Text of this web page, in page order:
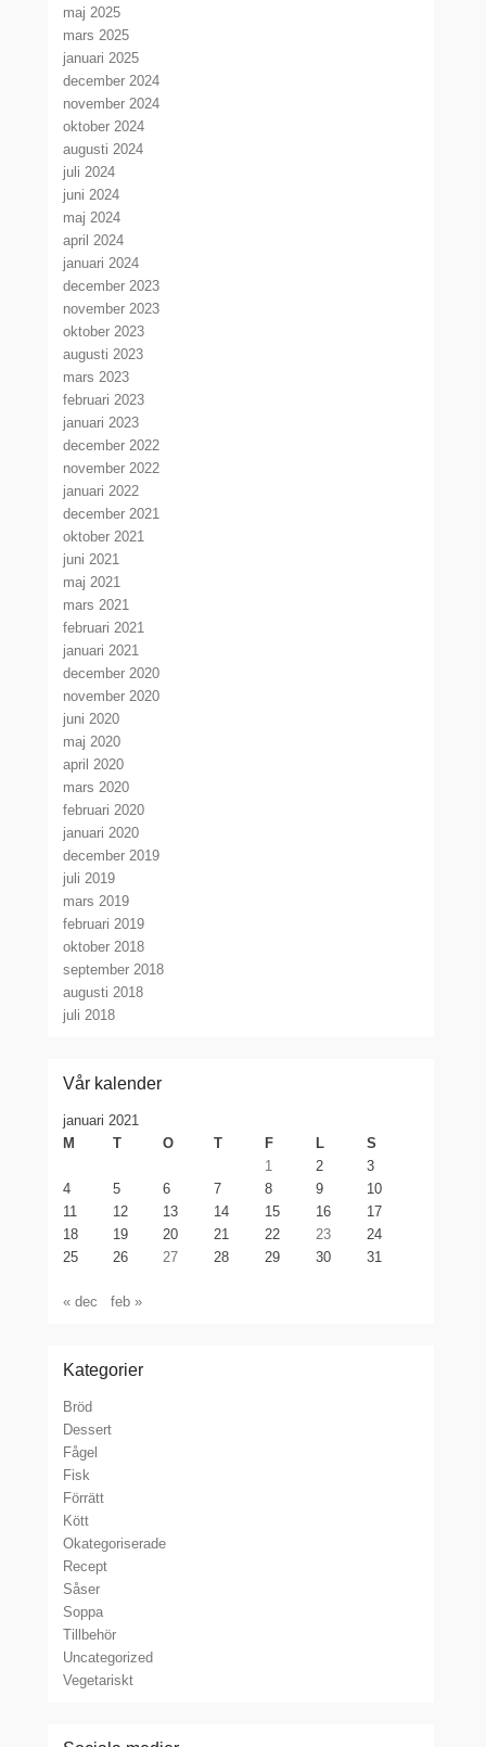
maj 2025
mars 2025
januari 2025
december 2024
november 2024
oktober 2024
augusti 2024
juli 2024
juni 2024
maj 2024
april 2024
januari 2024
december 2023
november 2023
oktober 2023
augusti 2023
mars 2023
februari 2023
januari 2023
december 2022
november 2022
januari 2022
december 2021
oktober 2021
juni 2021
maj 2021
mars 2021
februari 2021
januari 2021
december 2020
november 2020
juni 2020
maj 2020
april 2020
mars 2020
februari 2020
januari 2020
december 2019
juli 2019
mars 2019
februari 2019
oktober 2018
september 2018
augusti 2018
juli 2018
Vår kalender
januari 2021
M
T O T F L
S
1
2
3
4
5 6 7 8 9
10
11
12 13 14 15 16
17
18
19 20 21 22 23
24
25
26 27 28 29 30 31
« dec feb »
Kategorier
Bröd
Dessert
Fågel
Fisk
Förrätt
Kött
Okategoriserade
Recept
Såser
Soppa
Tillbehör
Uncategorized
Vegetariskt